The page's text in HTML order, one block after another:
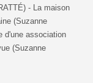
- La maison
(Suzanne
d'une association
(Suzanne